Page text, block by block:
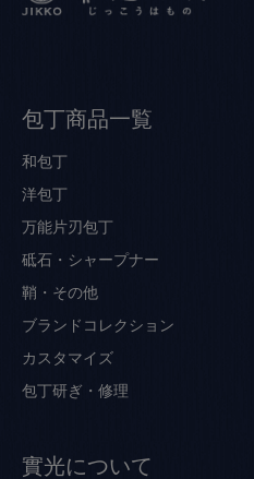
包丁商品一覧
和包丁
洋包丁
万能片刃包丁
砥石・シャープナー
鞘・その他
ブランドコレクション
カスタマイズ
包丁研ぎ・修理
實光について